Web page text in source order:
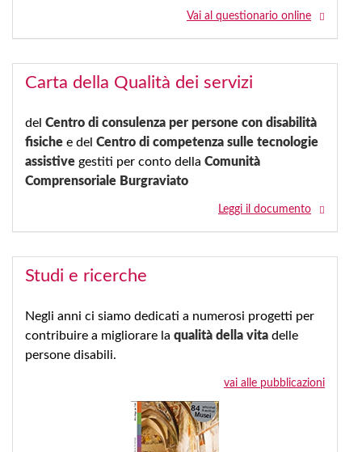
Vai al questionario online
Carta della Qualità dei servizi
del Centro di consulenza per persone con disabilità
fisiche e del Centro di competenza sulle tecnologie
assistive gestiti per conto della Comunità
Comprensoriale Burgraviato
Leggi il documento
Studi e ricerche
Negli anni ci siamo dedicati a numerosi progetti per
contribuire a migliorare la qualità della vita delle
persone disabili.
vai alle pubblicazioni